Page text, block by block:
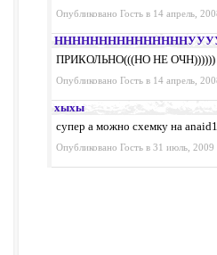
Опубликовано Гость в 14 апрель,
ПРИКОЛЬНО(((НО НЕ ОЧН))))))
Опубликовано Гость в 14 апрель,
хыхы
супер а можно схемку на
Опубликовано Гость в 31 июль,